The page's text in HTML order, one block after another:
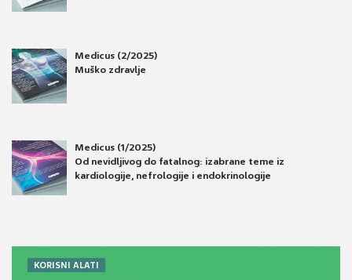
Medicus (2/2025)
Muško zdravlje
Medicus (1/2025)
Od nevidljivog do fatalnog: izabrane teme iz
kardiologije, nefrologije i endokrinologije
KORISNI ALATI